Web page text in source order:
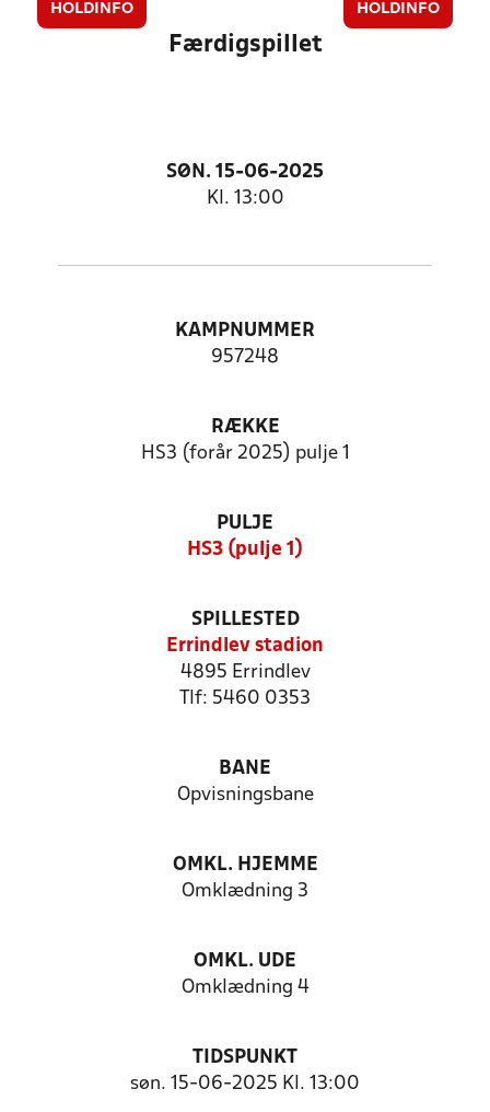
HOLDINFO HOLDINFO
Færdigspillet
SØN. 15-06-2025
Kl. 13:00
KAMPNUMMER
957248
RÆKKE
HS3 (forår 2025) pulje 1
PULJE
HS3 (pulje 1)
SPILLESTED
Errindlev stadion
4895 Errindlev
Tlf: 5460 0353
BANE
Opvisningsbane
OMKL. HJEMME
Omklædning 3
OMKL. UDE
Omklædning 4
TIDSPUNKT
søn. 15-06-2025 Kl. 13:00